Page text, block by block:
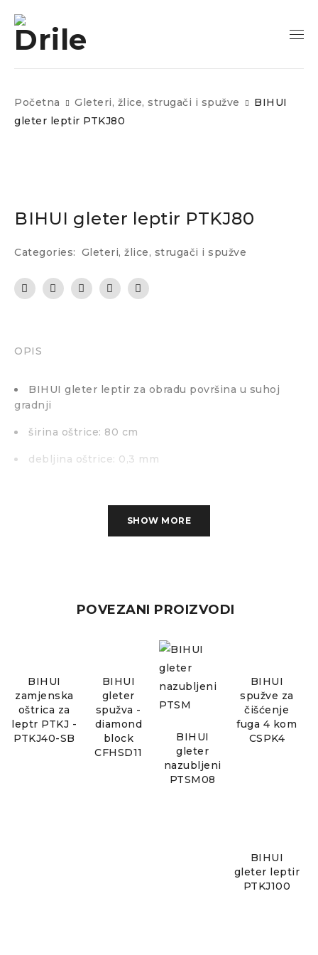
Početna Gleteri, žlice, strugači i spužve
BIHUI
gleter leptir PTKJ80
BIHUI gleter leptir PTKJ80
Categories: Gleteri, žlice, strugači i spužve
OPIS
BIHUI gleter leptir za obradu površina u suhoj
gradnji
širina oštrice: 80 cm
debljina oštrice: 0,3 mm
SHOW MORE
POVEZANI PROIZVODI
BIHUI
zamjenska
oštrica za
leptr PTKJ -
PTKJ40-SB
BIHUI
gleter
spužva -
diamond
block
CFHSD11
BIHUI
gleter
nazubljeni
PTSM08
BIHUI
spužve za
čišćenje
fuga 4 kom
CSPK4
BIHUI
gleter leptir
PTKJ100